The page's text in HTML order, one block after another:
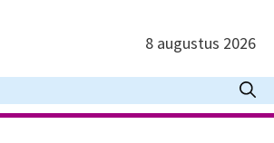
8 augustus 2026